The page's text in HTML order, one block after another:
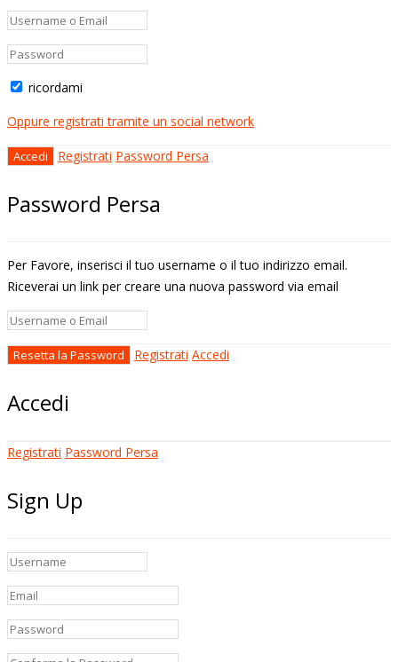
ricordami
Oppure registrati tramite un social network
Registrati Password Persa
Password Persa
Per Favore, inserisci il tuo username o il tuo indirizzo email.
Riceverai un link per creare una nuova password via email
Registrati Accedi
Accedi
Registrati Password Persa
Sign Up